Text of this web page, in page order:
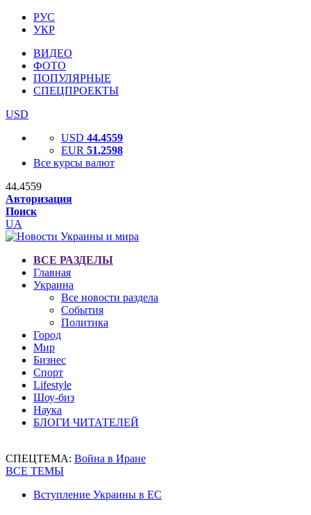
РУС
УКР
ВИДЕО
ФОТО
ПОПУЛЯРНЫЕ
СПЕЦПРОЕКТЫ
USD
USD 44.4559
EUR 51.2598
Все курсы валют
44.4559
Авторизация
Поиск
UA
ВСЕ РАЗДЕЛЫ
Главная
Украина
Все новости раздела
События
Политика
Город
Мир
Бизнес
Спорт
Lifestyle
Шоу-биз
Наука
БЛОГИ ЧИТАТЕЛЕЙ
СПЕЦТЕМА: Война в Иране
ВСЕ ТЕМЫ
Вступление Украины в ЕС